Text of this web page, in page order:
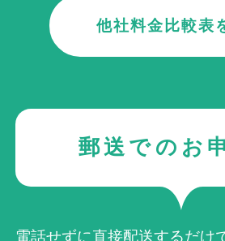
他社料金比較表
郵送でのお
電話せずに直接配送するだけ